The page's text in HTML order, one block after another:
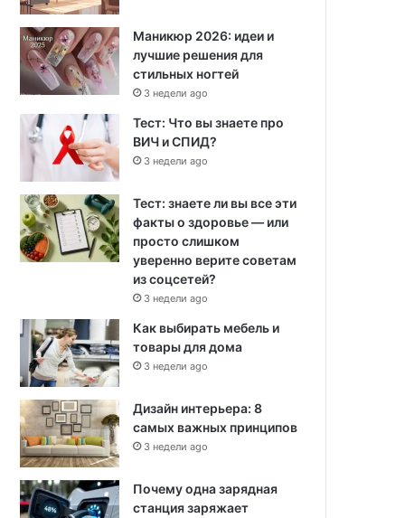
Маникюр 2026: идеи и
лучшие решения для
стильных ногтей
3 недели ago
Тест: Что вы знаете про
ВИЧ и СПИД?
3 недели ago
Тест: знаете ли вы все эти
факты о здоровье — или
просто слишком
уверенно верите советам
из соцсетей?
3 недели ago
Как выбирать мебель и
товары для дома
3 недели ago
Дизайн интерьера: 8
самых важных принципов
3 недели ago
Почему одна зарядная
станция заряжает